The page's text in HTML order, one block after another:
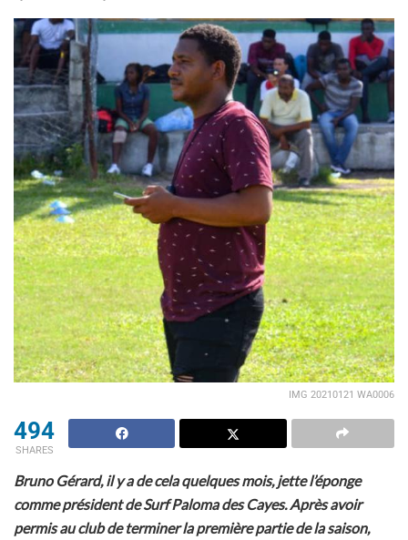
IMG 20210121 WA0006
494
SHARES
Bruno Gérard, il y a de cela quelques mois, jette l’éponge
comme président de Surf Paloma des Cayes. Après avoir
permis au club de terminer la première partie de la saison,